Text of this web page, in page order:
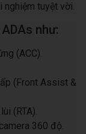
nghiệm tuyệt vời.
như:
(ACC).
(Front Assist &
(RTA).
360 độ.